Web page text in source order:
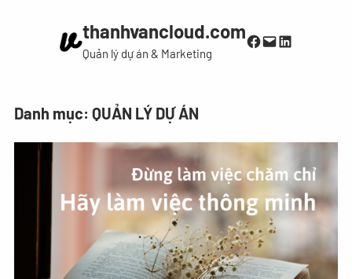
thanhvancloud.com
Quản lý dự án & Marketing
Facebook
MailLinkedIn
Danh mục: QUẢN LÝ DỰ ÁN